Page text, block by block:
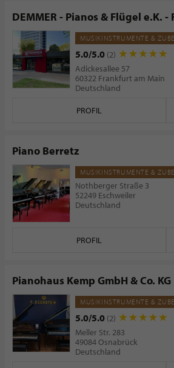
DEMMER - Pianos & Flügel e.K.
MUSIKINSTRUMENTE &
5.0/5.0 (2)
Adickesallee 57
60322 Frankfurt am Main
Deutschland
PROFIL
Piano Berretz
MUSIKINSTRUMENTE &
Nothberger Straße 3
52249 Eschweiler
Deutschland
PROFIL
Pianohaus Kemp GmbH & Co. KG
MUSIKINSTRUMENTE &
5.0/5.0 (2)
Meller Str. 283
49084 Osnabrück
Deutschland